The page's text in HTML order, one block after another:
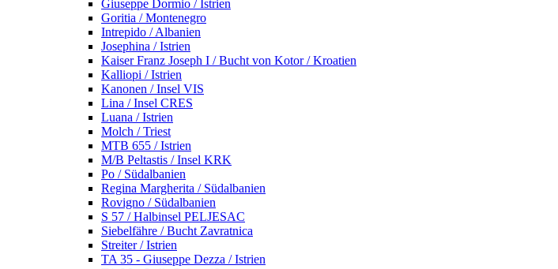
Giuseppe Dormio / Istrien
Goritia / Montenegro
Intrepido / Albanien
Josephina / Istrien
Kaiser Franz Joseph I / Bucht von Kotor / Kroatien
Kalliopi / Istrien
Kanonen / Insel VIS
Lina / Insel CRES
Luana / Istrien
Molch / Triest
MTB 655 / Istrien
M/B Peltastis / Insel KRK
Po / Südalbanien
Regina Margherita / Südalbanien
Rovigno / Südalbanien
S 57 / Halbinsel PELJESAC
Siebelfähre / Bucht Zavratnica
Streiter / Istrien
TA 35 - Giuseppe Dezza / Istrien